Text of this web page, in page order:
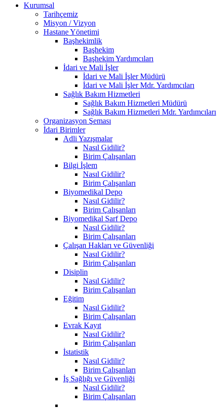
Kurumsal
Tarihçemiz
Misyon / Vizyon
Hastane Yönetimi
Başhekimlik
Başhekim
Başhekim Yardımcıları
İdari ve Mali İşler
İdari ve Mali İşler Müdürü
İdari ve Mali İşler Mdr. Yardımcıları
Sağlık Bakım Hizmetleri
Sağlık Bakım Hizmetleri Müdürü
Sağlık Bakım Hizmetleri Mdr. Yardımcıları
Organizasyon Şeması
İdari Birimler
Adli Yazışmalar
Nasıl Gidilir?
Birim Çalışanları
Bilgi İşlem
Nasıl Gidilir?
Birim Çalışanları
Biyomedikal Depo
Nasıl Gidilir?
Birim Çalışanları
Biyomedikal Sarf Depo
Nasıl Gidilir?
Birim Çalışanları
Çalışan Hakları ve Güvenliği
Nasıl Gidilir?
Birim Çalışanları
Disiplin
Nasıl Gidilir?
Birim Çalışanları
Eğitim
Nasıl Gidilir?
Birim Çalışanları
Evrak Kayıt
Nasıl Gidilir?
Birim Çalışanları
İstatistik
Nasıl Gidilir?
Birim Çalışanları
İş Sağlığı ve Güvenliği
Nasıl Gidilir?
Birim Çalışanları